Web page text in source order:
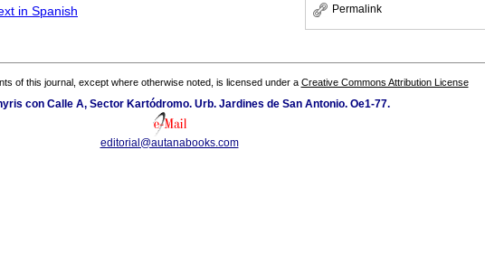
Permalink
in Spanish
of this journal, except where otherwise noted, is licensed under a Creative Commons Attribution License
con Calle A, Sector Kartódromo. Urb. Jardines de San Antonio. Oe1-77.
editorial@autanabooks.com